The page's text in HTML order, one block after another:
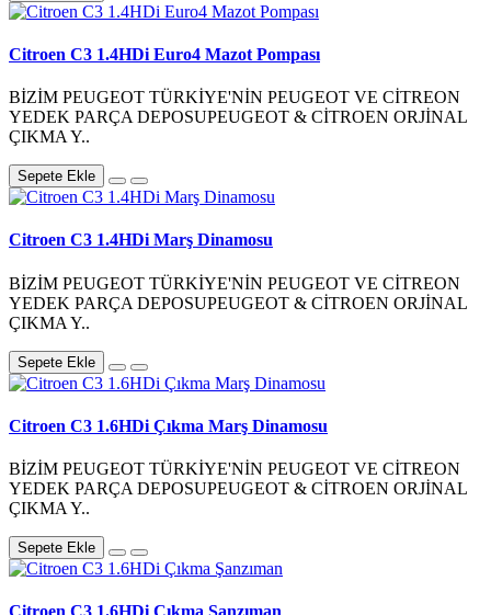
Citroen C3 1.4HDi Euro4 Mazot Pompası
BİZİM PEUGEOT TÜRKİYE'NİN PEUGEOT VE CİTREON
YEDEK PARÇA DEPOSUPEUGEOT & CİTROEN ORJİNAL
ÇIKMA Y..
Sepete Ekle
Citroen C3 1.4HDi Marş Dinamosu
BİZİM PEUGEOT TÜRKİYE'NİN PEUGEOT VE CİTREON
YEDEK PARÇA DEPOSUPEUGEOT & CİTROEN ORJİNAL
ÇIKMA Y..
Sepete Ekle
Citroen C3 1.6HDi Çıkma Marş Dinamosu
BİZİM PEUGEOT TÜRKİYE'NİN PEUGEOT VE CİTREON
YEDEK PARÇA DEPOSUPEUGEOT & CİTROEN ORJİNAL
ÇIKMA Y..
Sepete Ekle